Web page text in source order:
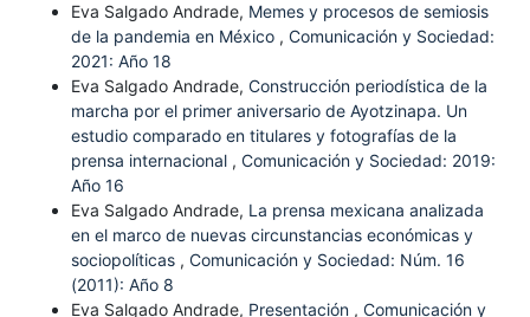
Eva Salgado Andrade, Memes y procesos de semiosis
de la pandemia en México , Comunicación y Sociedad:
2021: Año 18
Eva Salgado Andrade, Construcción periodística de la
marcha por el primer aniversario de Ayotzinapa. Un
estudio comparado en titulares y fotografías de la
prensa internacional , Comunicación y Sociedad: 2019:
Año 16
Eva Salgado Andrade, La prensa mexicana analizada
en el marco de nuevas circunstancias económicas y
sociopolíticas , Comunicación y Sociedad: Núm. 16
(2011): Año 8
Eva Salgado Andrade, Presentación , Comunicación y